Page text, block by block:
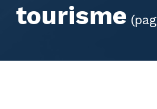
tourisme